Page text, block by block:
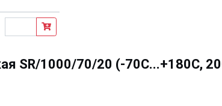
SR/1000/70/20 (-70C...+180C,